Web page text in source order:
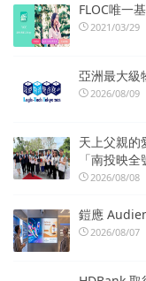
FLOC唯一
2021/03/29
亞洲最大級
2026/08/09
天上父親的
「南投映
2026/08/08
鎧應
2026/08/07